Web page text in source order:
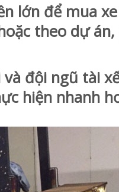
để mua xe
theo dự
đội ngũ tài
hiện nhanh